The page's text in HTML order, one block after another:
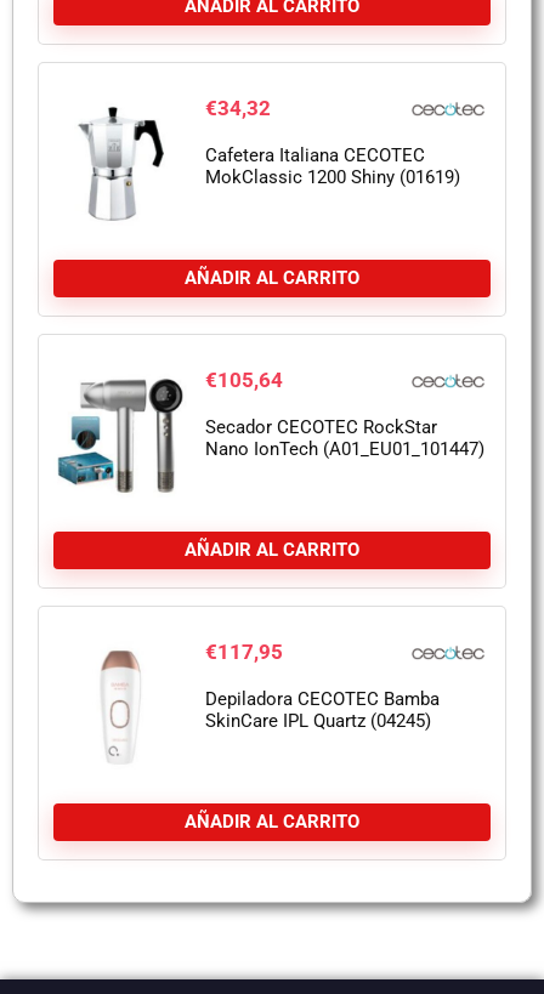
AÑADIR AL CARRITO
€34,32
Cafetera Italiana CECOTEC
MokClassic 1200 Shiny (01619)
AÑADIR AL CARRITO
€105,64
Secador CECOTEC RockStar
Nano IonTech (A01_EU01_101447)
AÑADIR AL CARRITO
€117,95
Depiladora CECOTEC Bamba
SkinCare IPL Quartz (04245)
AÑADIR AL CARRITO